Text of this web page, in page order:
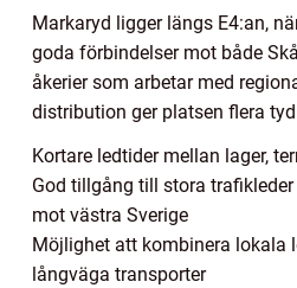
Markaryd ligger längs E4:an,
goda förbindelser mot både
åkerier som arbetar med
distribution ger platsen flera
Kortare ledtider mellan lager,
God tillgång till stora
mot västra Sverige
Möjlighet att kombinera lokala
långväga transporter